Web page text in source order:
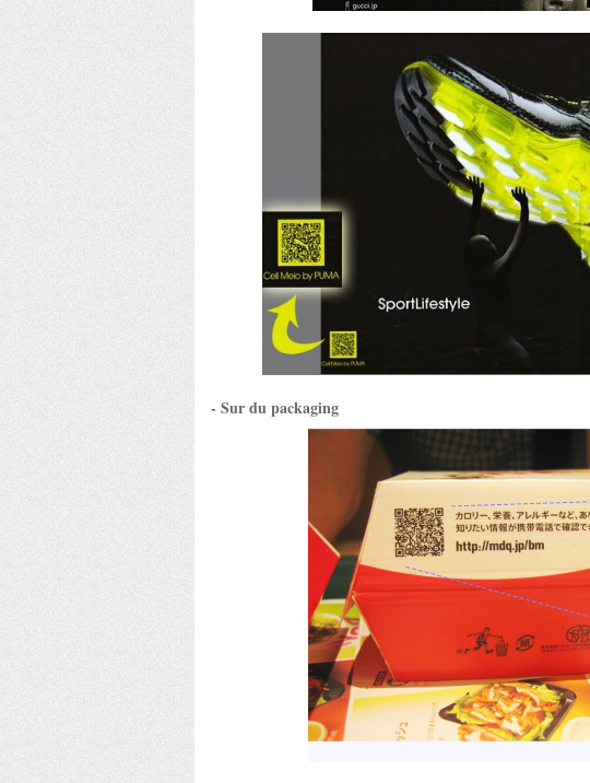
- Sur du packaging